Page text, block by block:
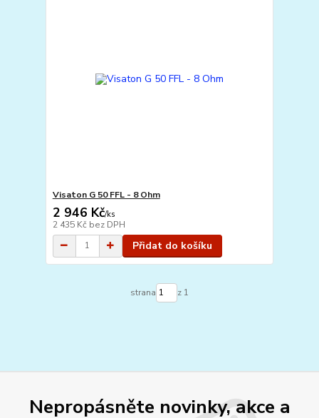
Visaton G 50 FFL - 8 Ohm
2 946 Kč/ks
2 435 Kč bez DPH
Přidat do košíku
strana z 1
Nepropásněte novinky, akce a